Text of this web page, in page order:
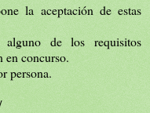
la aceptación de estas
de los requisitos
en concurso.
persona.